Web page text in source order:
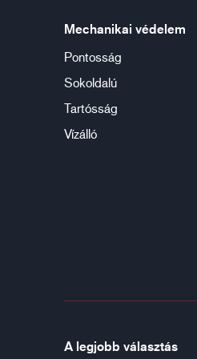
Mechanikai védelem
Pontosság
Sokoldalú
Tartósság
Vízálló
A legjobb választás